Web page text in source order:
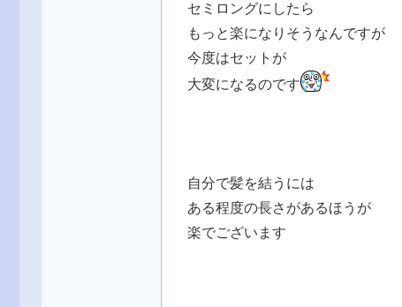
セミロングにしたら
もっと楽になりそうなんですが
今度はセットが
大変になるのです
自分で髪を結うには
ある程度の長さがあるほうが
楽でございます